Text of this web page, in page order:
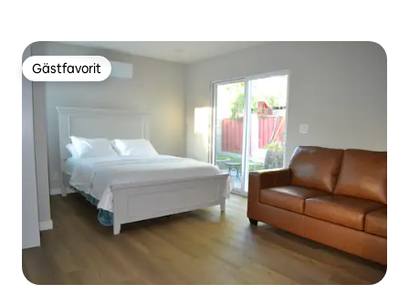
Gästfavorit
Gästfavorit